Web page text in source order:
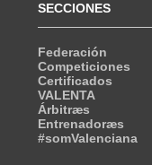
SECCIONES
Federación
Competiciones
Certificados
VALENTA
Árbitræs
Entrenadoræs
#somValenciana